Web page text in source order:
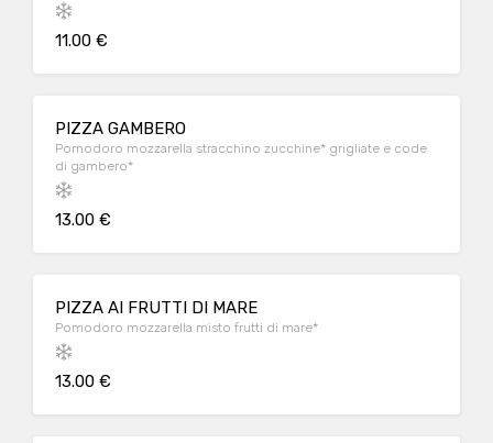
11.00 €
PIZZA GAMBERO
Pomodoro mozzarella stracchino zucchine* grigliate e code
di gambero*
13.00 €
PIZZA AI FRUTTI DI MARE
Pomodoro mozzarella misto frutti di mare*
13.00 €